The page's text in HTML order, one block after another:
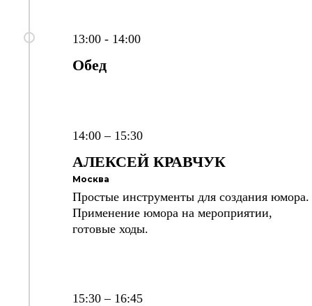
13:00 - 14:00
Обед
14:00 – 15:30
АЛЕКСЕЙ КРАВЧУК
Москва
Простые инструменты для создания юмора.
Применение юмора на мероприятии,
готовые ходы.
15:30 – 16:45